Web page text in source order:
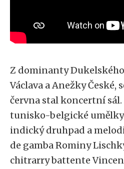
Z dominanty
Václava a Anežky České,
června stal koncertní sál.
tunisko-belgické
indický druhpad a
de gamba Rominy
chitrarry battente